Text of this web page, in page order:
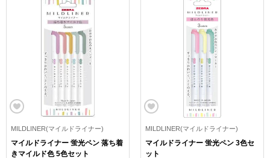
MILDLINER(マイルドライナー)
マイルドライナー 蛍光ペン 落ち着
きマイルド色 5色セット
MILDLINER(マイルドライナー)
マイルドライナー 蛍光ペン 3色セ
ット